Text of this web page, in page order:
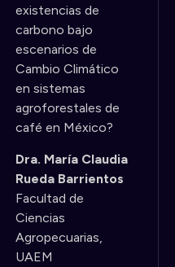
existencias de
carbono bajo
escenarios de
Cambio Climático
en sistemas
agroforestales de
café en México?
Dra. María Claudia
Rueda Barrientos
Facultad de
Ciencias
Agropecuarias,
UAEM